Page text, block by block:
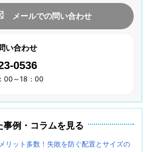
メールでの問い合わせ
い合わせ
0536
00～18：00
事例・コラムを見る
リット多数！失敗を防ぐ配置とサイズの